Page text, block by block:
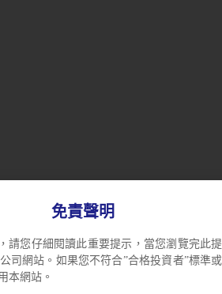
期收益基金（資產規模5億美元以上）。
免責聲明
請您仔細閱讀此重要提示，當您瀏覽完此
司網站。如果您不符合”合格投資者”標準
本網站。